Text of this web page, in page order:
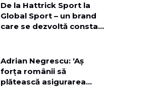
De la Hattrick Sport la
Global Sport – un brand
care se dezvoltă constant
Adrian Negrescu: ‘Aș
forța românii să
plătească asigurarea